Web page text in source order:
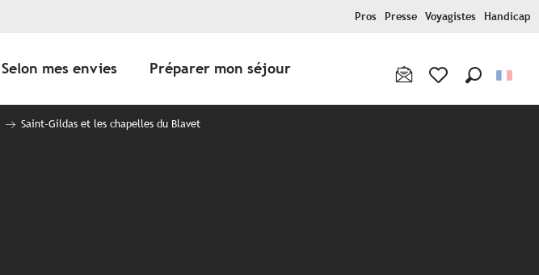
Pros Presse Voyagistes Handicap
Selon mes envies Préparer mon séjour
Saint-Gildas et les chapelles du Blavet